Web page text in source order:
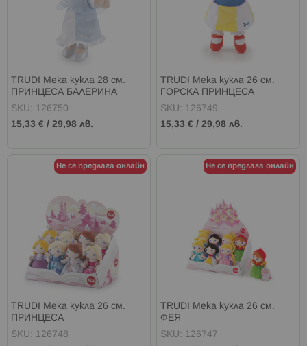
TRUDI Мека кукла 28 см.
ПРИНЦЕСА БАЛЕРИНА
SKU: 126750
15,33 € / 29,98 лв.
TRUDI Мека кукла 26 см.
ГОРСКА ПРИНЦЕСА
SKU: 126749
15,33 € /29,98 лв.
Не се предлага онлайн
TRUDI Мека кукла 26 см.
ПРИНЦЕСА
SKU: 126748
Не се предлага онлайн
TRUDI Мека кукла 26 см.
ФЕЯ
SKU: 126747